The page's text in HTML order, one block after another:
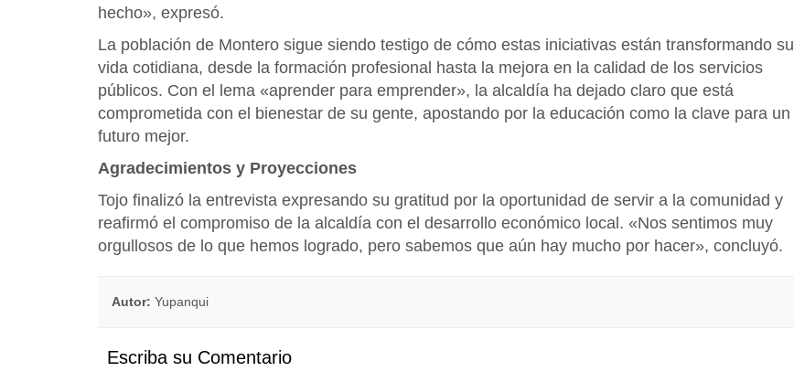
hecho», expresó.
La población de Montero sigue siendo testigo de cómo estas iniciativas están transformando su
vida cotidiana, desde la formación profesional hasta la mejora en la calidad de los servicios
públicos. Con el lema «aprender para emprender», la alcaldía ha dejado claro que está
comprometida con el bienestar de su gente, apostando por la educación como la clave para un
futuro mejor.
Agradecimientos y Proyecciones
Tojo finalizó la entrevista expresando su gratitud por la oportunidad de servir a la comunidad y
reafirmó el compromiso de la alcaldía con el desarrollo económico local. «Nos sentimos muy
orgullosos de lo que hemos logrado, pero sabemos que aún hay mucho por hacer», concluyó.
Autor: Yupanqui
Escriba su Comentario